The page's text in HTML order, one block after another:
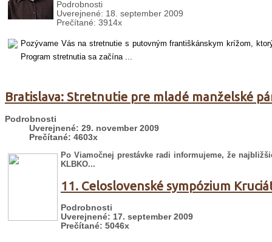
Podrobnosti
Uverejnené: 18. september 2009
Prečítané: 3914x
Pozývame Vás na stretnutie s putovným františkánskym krížom,
Program stretnutia sa začína ...
Bratislava: Stretnutie pre mladé manželské
Podrobnosti
Uverejnené: 29. november 2009
Prečítané: 4603x
Po Viamočnej prestávke radi informujeme, že
KLBKO...
11. Celoslovenské sympózium
Podrobnosti
Uverejnené: 17. september 2009
Prečítané: 5046x